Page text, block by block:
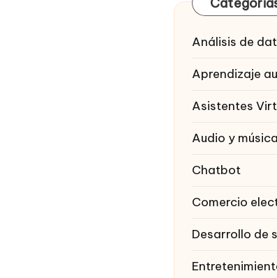
Análisis de
Aprendizaje
Asistentes
Audio y música
Chatbot
Comercio
Desarrollo de